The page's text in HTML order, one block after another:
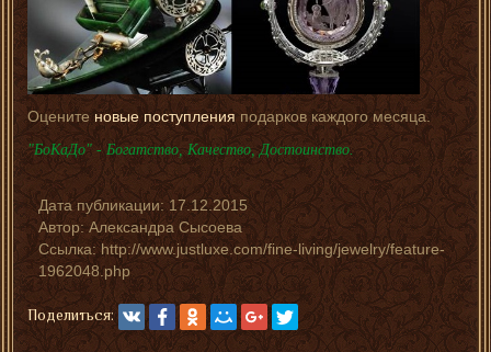
Оцените новые поступленияподарков каждого месяца.
"БоКаДо" - Богатство, Качество, Достоинство.
Дата публикации:17.12.2015
Автор:Александра Сысоева
Ссылка: http://www.justluxe.com/fine-living/jewelry/feature-
1962048.php
Поделиться: